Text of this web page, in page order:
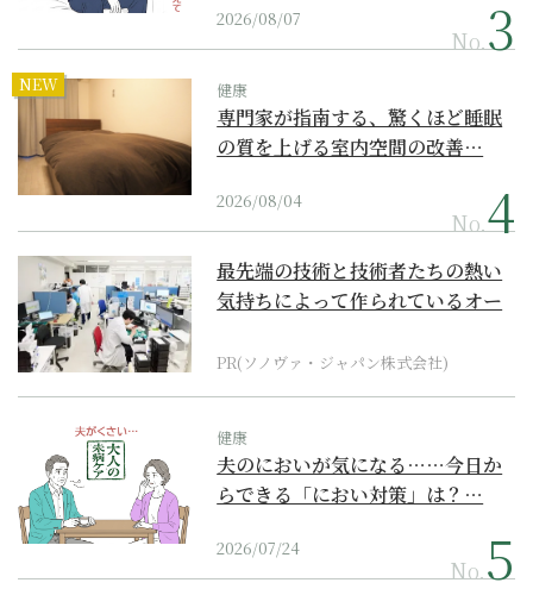
2026/08/07
No.
NEW 健康
専門家が指南する、驚くほど睡眠
の質を上げる室内空間の改善…
2026/08/04
No.
最先端の技術と技術者たちの熱い
気持ちによって作られているオー
PR(ソノヴァ・ジャパン株式会社)
健康
夫のにおいが気になる……今日か
らできる「におい対策」は？…
2026/07/24
No.